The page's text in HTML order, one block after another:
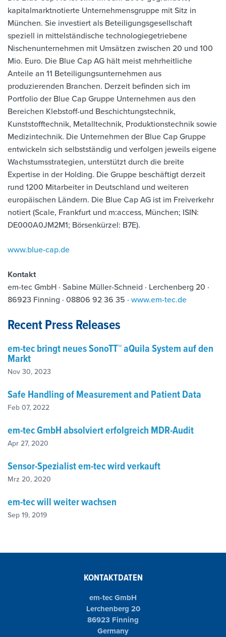
kapitalmarktnotierte Unternehmensgruppe mit Sitz in
München. Sie investiert als Beteiligungsgesellschaft
speziell in mittelständische technologiegetriebene
Nischenunternehmen mit Umsätzen zwischen 20 und 100
Mio. Euro. Die Blue Cap AG hält meist mehrheitliche
Anteile an 11 Beteiligungsunternehmen aus
produzierenden Branchen. Derzeit befinden sich im
Portfolio der Blue Cap Gruppe Unternehmen aus den
Bereichen Klebstoff-und Beschichtungstechnik,
Kunststofftechnik, Metalltechnik, Produktionstechnik sowie
Medizintechnik. Die Unternehmen der Blue Cap Gruppe
entwickeln sich selbstständig und verfolgen jeweils eigene
Wachstumsstrategien, unterstützt durch die breite
Expertise in der Holding. Die Gruppe beschäftigt derzeit
rund 1200 Mitarbeiter in Deutschland und weiteren
europäischen Ländern. Die Blue Cap AG ist im Freiverkehr
notiert (Scale, Frankfurt und m:access, München; ISIN:
DE000A0JM2M1; Börsenkürzel: B7E).
www.blue-cap.de
Kontakt
em-tec GmbH · Sabine Müller-Schneid · Lerchenberg 20 ·
86923 Finning · 08806 92 36 35 · www.em-tec.de
Recent Press Releases
em-tec bringt neues SonoTT™ aQuila System auf den
Markt
Nov 30, 2023
Safe Handling of Measurement and Patient Data
Feb 07, 2022
em-tec GmbH absolviert erfolgreich MDR-Audit
Apr 27, 2020
Sensor-Spezialist em-tec wird verkauft
Mrz 20, 2020
em-tec will weiter wachsen
Sep 19, 2019
KONTAKTDATEN
em-tec GmbH
Lerchenberg 20
86923 Finning
Germany